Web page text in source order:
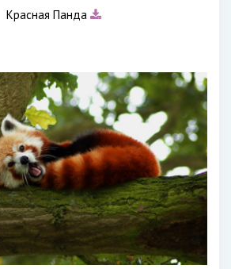
Красная Панда